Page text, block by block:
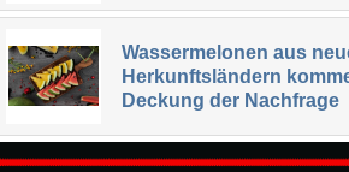
Wassermelonen aus
Herkunftsländern
Deckung der Nachfrage